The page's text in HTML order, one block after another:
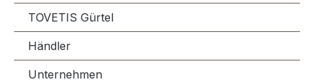
TOVETIS Gürtel
Händler
Unternehmen